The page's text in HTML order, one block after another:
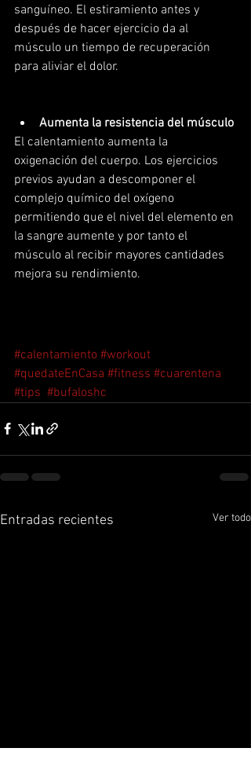
sanguíneo. El estiramiento antes y
después de hacer ejercicio da al
músculo un tiempo de recuperación
para aliviar el dolor.
Aumenta la resistencia del músculo
El calentamiento aumenta la
oxigenación del cuerpo. Los ejercicios
previos ayudan a descomponer el
complejo químico del oxígeno
permitiendo que el nivel del elemento en
la sangre aumente y por tanto el
músculo al recibir mayores cantidades
mejora su rendimiento.
#calentamiento #workout
#quedateEnCasa #fitness #cuarentena
#tips #bufaloshc
Entradas recientes Ver todo